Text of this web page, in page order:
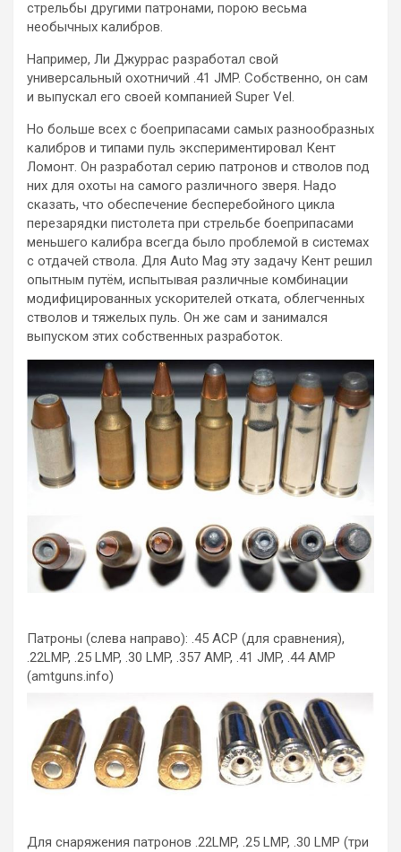
стрельбы другими патронами, порою весьма
необычных калибров.
Например, Ли Джуррас разработал свой
универсальный охотничий .41 JMP. Собственно, он сам
и выпускал его своей компанией Super Vel.
Но больше всех с боеприпасами самых разнообразных
калибров и типами пуль экспериментировал Кент
Ломонт. Он разработал серию патронов и стволов под
них для охоты на самого различного зверя. Надо
сказать, что обеспечение бесперебойного цикла
перезарядки пистолета при стрельбе боеприпасами
меньшего калибра всегда было проблемой в системах
с отдачей ствола. Для Auto Mag эту задачу Кент решил
опытным путём, испытывая различные комбинации
модифицированных ускорителей отката, облегченных
стволов и тяжелых пуль. Он же сам и занимался
выпуском этих собственных разработок.
Патроны (слева направо): .45 АСР (для сравнения),
.22LMP, .25 LMP, .30 LMP, .357 AMP, .41 JMP, .44 AMP
(amtguns.info)
Для снаряжения патронов .22LMP, .25 LMP, .30 LMP (три